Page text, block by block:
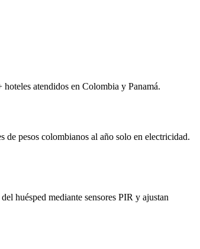
atendidos en Colombia y Panamá.
de pesos colombianos al año solo en electricidad.
huésped mediante sensores PIR y ajustan